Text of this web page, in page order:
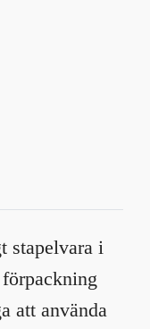
stapelvara i
att använda